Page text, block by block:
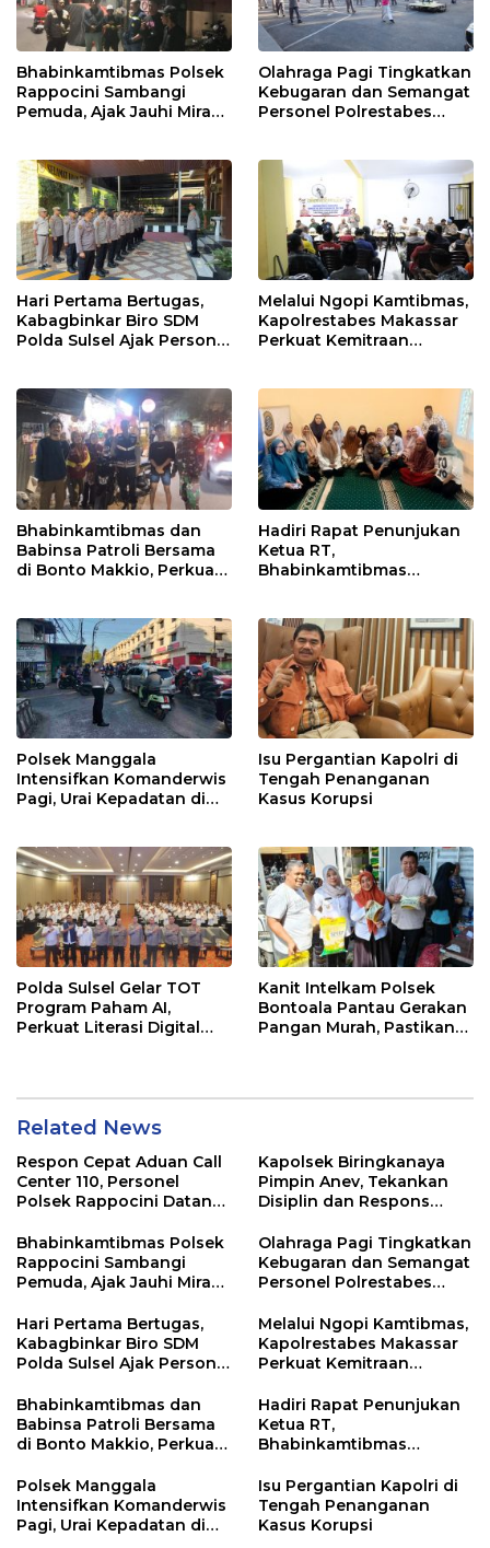
Bhabinkamtibmas Polsek
Rappocini Sambangi
Pemuda, Ajak Jauhi Miras,
Olahraga Pagi Tingkatkan
Kebugaran dan Semangat
Personel Polrestabes
Hari Pertama Bertugas,
Kabagbinkar Biro SDM
Polda Sulsel Ajak Personel
Melalui Ngopi Kamtibmas,
Kapolrestabes Makassar
Perkuat Kemitraan
Bhabinkamtibmas dan
Babinsa Patroli Bersama
di Bonto Makkio, Perkuat
Hadiri Rapat Penunjukan
Ketua RT,
Bhabinkamtibmas
dengan Warga
Polsek Manggala
Intensifkan Komanderwis
Pagi, Urai Kepadatan di
Isu Pergantian Kapolri di
Tengah Penanganan
Kasus Korupsi
Polda Sulsel Gelar TOT
Program Paham AI,
Perkuat Literasi Digital
Kanit Intelkam Polsek
Bontoala Pantau Gerakan
Pangan Murah, Pastikan
Related News
Respon Cepat Aduan Call
Center 110, Personel
Polsek Rappocini Datangi
Kapolsek Biringkanaya
Pimpin Anev, Tekankan
Disiplin dan Respons
Masyarakat
Bhabinkamtibmas Polsek
Rappocini Sambangi
Pemuda, Ajak Jauhi Miras,
Olahraga Pagi Tingkatkan
Kebugaran dan Semangat
Personel Polrestabes
Hari Pertama Bertugas,
Kabagbinkar Biro SDM
Polda Sulsel Ajak Personel
Kebersihan
Melalui Ngopi Kamtibmas,
Kapolrestabes Makassar
Perkuat Kemitraan
Bhabinkamtibmas dan
Babinsa Patroli Bersama
di Bonto Makkio, Perkuat
Hadiri Rapat Penunjukan
Ketua RT,
Bhabinkamtibmas
Pentingnya Sinergi
dengan Warga
Polsek Manggala
Intensifkan Komanderwis
Pagi, Urai Kepadatan di
Isu Pergantian Kapolri di
Tengah Penanganan
Kasus Korupsi